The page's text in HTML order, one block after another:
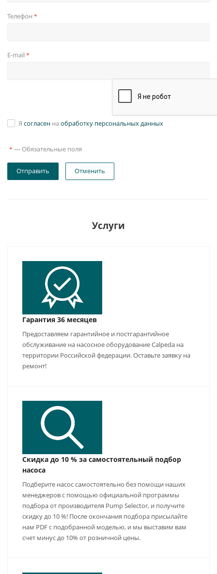
Телефон *
E-mail *
Я согласен на обработку персональных данных
* — Обязательные поля
Отправить Отменить
Услуги
Гарантия 36 месяцев
Предоставляем гарантийное и постгарантийное
обслуживание на насосное оборудование Calpeda на
территории Российской федерации. Оставьте заявку на
ремонт!
Скидка до 10 % за самостоятельный подбор
насоса
Подберите насос самостоятельно без помощи наших
менеджеров с помощью официальной программы
подбора от производителя Pump Selector, и получите
скидку до 10 %! После окончания подбора присылайте
нам PDF с подобранной моделью, и мы выставим вам
счет минус до 10% от розничной цены.